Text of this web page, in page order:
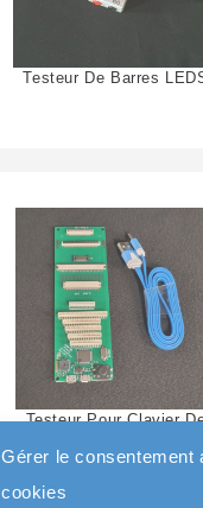
Gérer le consentement
cookies
Testeur De Barres
Testeur Pour Clavier